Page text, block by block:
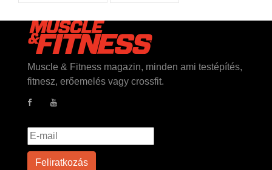
Muscle & Fitness magazin, minden ami testépítés,
fitnesz, erőemelés vagy crossfit.